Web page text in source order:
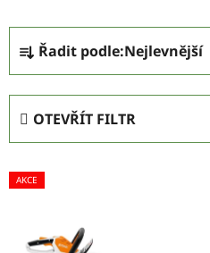
a
z
p
Řadit podle:Nejlevnější
OTEVŘÍT FILTR
V
ý
AKCE